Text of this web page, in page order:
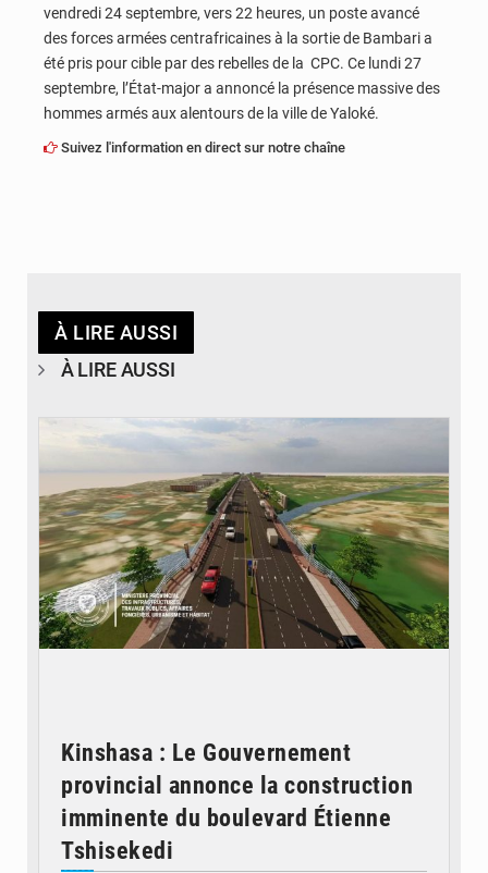
vendredi 24 septembre, vers 22 heures, un poste avancé
des forces armées centrafricaines à la sortie de Bambari a
été pris pour cible par des rebelles de la CPC. Ce lundi 27
septembre, l’État-major a annoncé la présence massive des
hommes armés aux alentours de la ville de Yaloké.
Suivez l'information en direct sur notre chaîne
À LIRE AUSSI
À LIRE AUSSI
Kinshasa : Le Gouvernement
provincial annonce la construction
imminente du boulevard Étienne
Tshisekedi